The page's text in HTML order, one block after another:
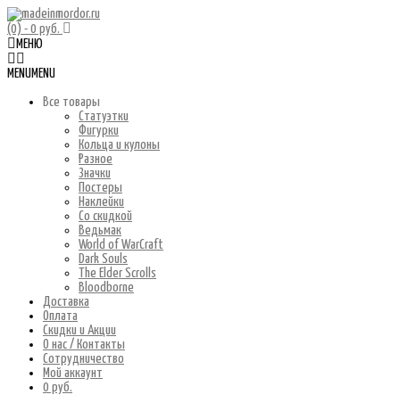
(0) - 0 руб.
МЕНЮ
MENU MENU
Все товары
Статуэтки
Фигурки
Кольца и кулоны
Разное
Значки
Постеры
Наклейки
Со скидкой
Ведьмак
World of WarCraft
Dark Souls
The Elder Scrolls
Bloodborne
Доставка
Оплата
Скидки и Акции
О нас / Контакты
Сотрудничество
Мой аккаунт
0 руб.